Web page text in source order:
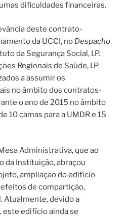
dificuldades financeiras.
deste contrato-
da UCCI, no Despacho
da Segurança Social, I.P.
Regionais de Saúde, I.P
a assumir os
no âmbito dos contratos-
o ano de 2015 no âmbito
10 camas para a UMDR e 15
Administrativa, que ao
da Instituição, abraçou
ampliação do edifício
efeitos de compartição,
Atualmente, devido a
edifício ainda se